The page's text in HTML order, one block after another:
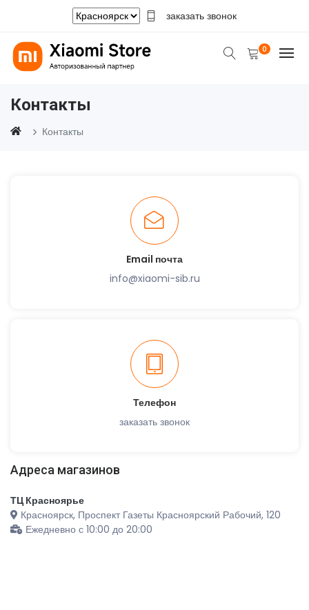
заказать звонок
0
Контакты
Контакты
Email почта
info@xiaomi-sib.ru
Телефон
заказать звонок
Адреса магазинов
ТЦ Красноярье
Красноярск, Проспект Газеты Красноярский Рабочий, 120
Ежедневно с 10:00 до 20:00